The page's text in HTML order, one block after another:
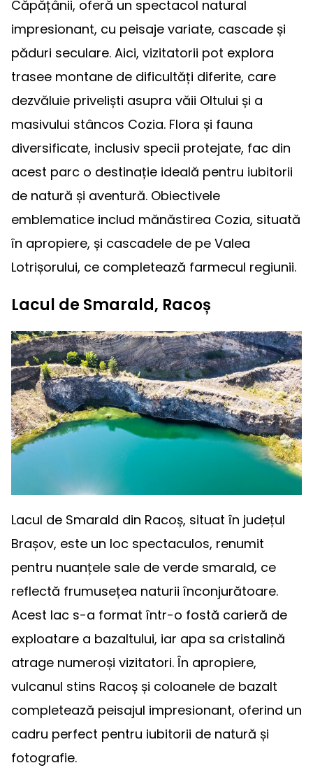
Căpățânii, oferă un spectacol natural
impresionant, cu peisaje variate, cascade și
păduri seculare. Aici, vizitatorii pot explora
trasee montane de dificultăți diferite, care
dezvăluie priveliști asupra văii Oltului și a
masivului stâncos Cozia. Flora și fauna
diversificate, inclusiv specii protejate, fac din
acest parc o destinație ideală pentru iubitorii
de natură și aventură. Obiectivele
emblematice includ mănăstirea Cozia, situată
în apropiere, și cascadele de pe Valea
Lotrișorului, ce completează farmecul regiunii.
Lacul de Smarald, Racoș
Lacul de Smarald din Racoș, situat în județul
Brașov, este un loc spectaculos, renumit
pentru nuanțele sale de verde smarald, ce
reflectă frumusețea naturii înconjurătoare.
Acest lac s-a format într-o fostă carieră de
exploatare a bazaltului, iar apa sa cristalină
atrage numeroși vizitatori. În apropiere,
vulcanul stins Racoș și coloanele de bazalt
completează peisajul impresionant, oferind un
cadru perfect pentru iubitorii de natură și
fotografie.